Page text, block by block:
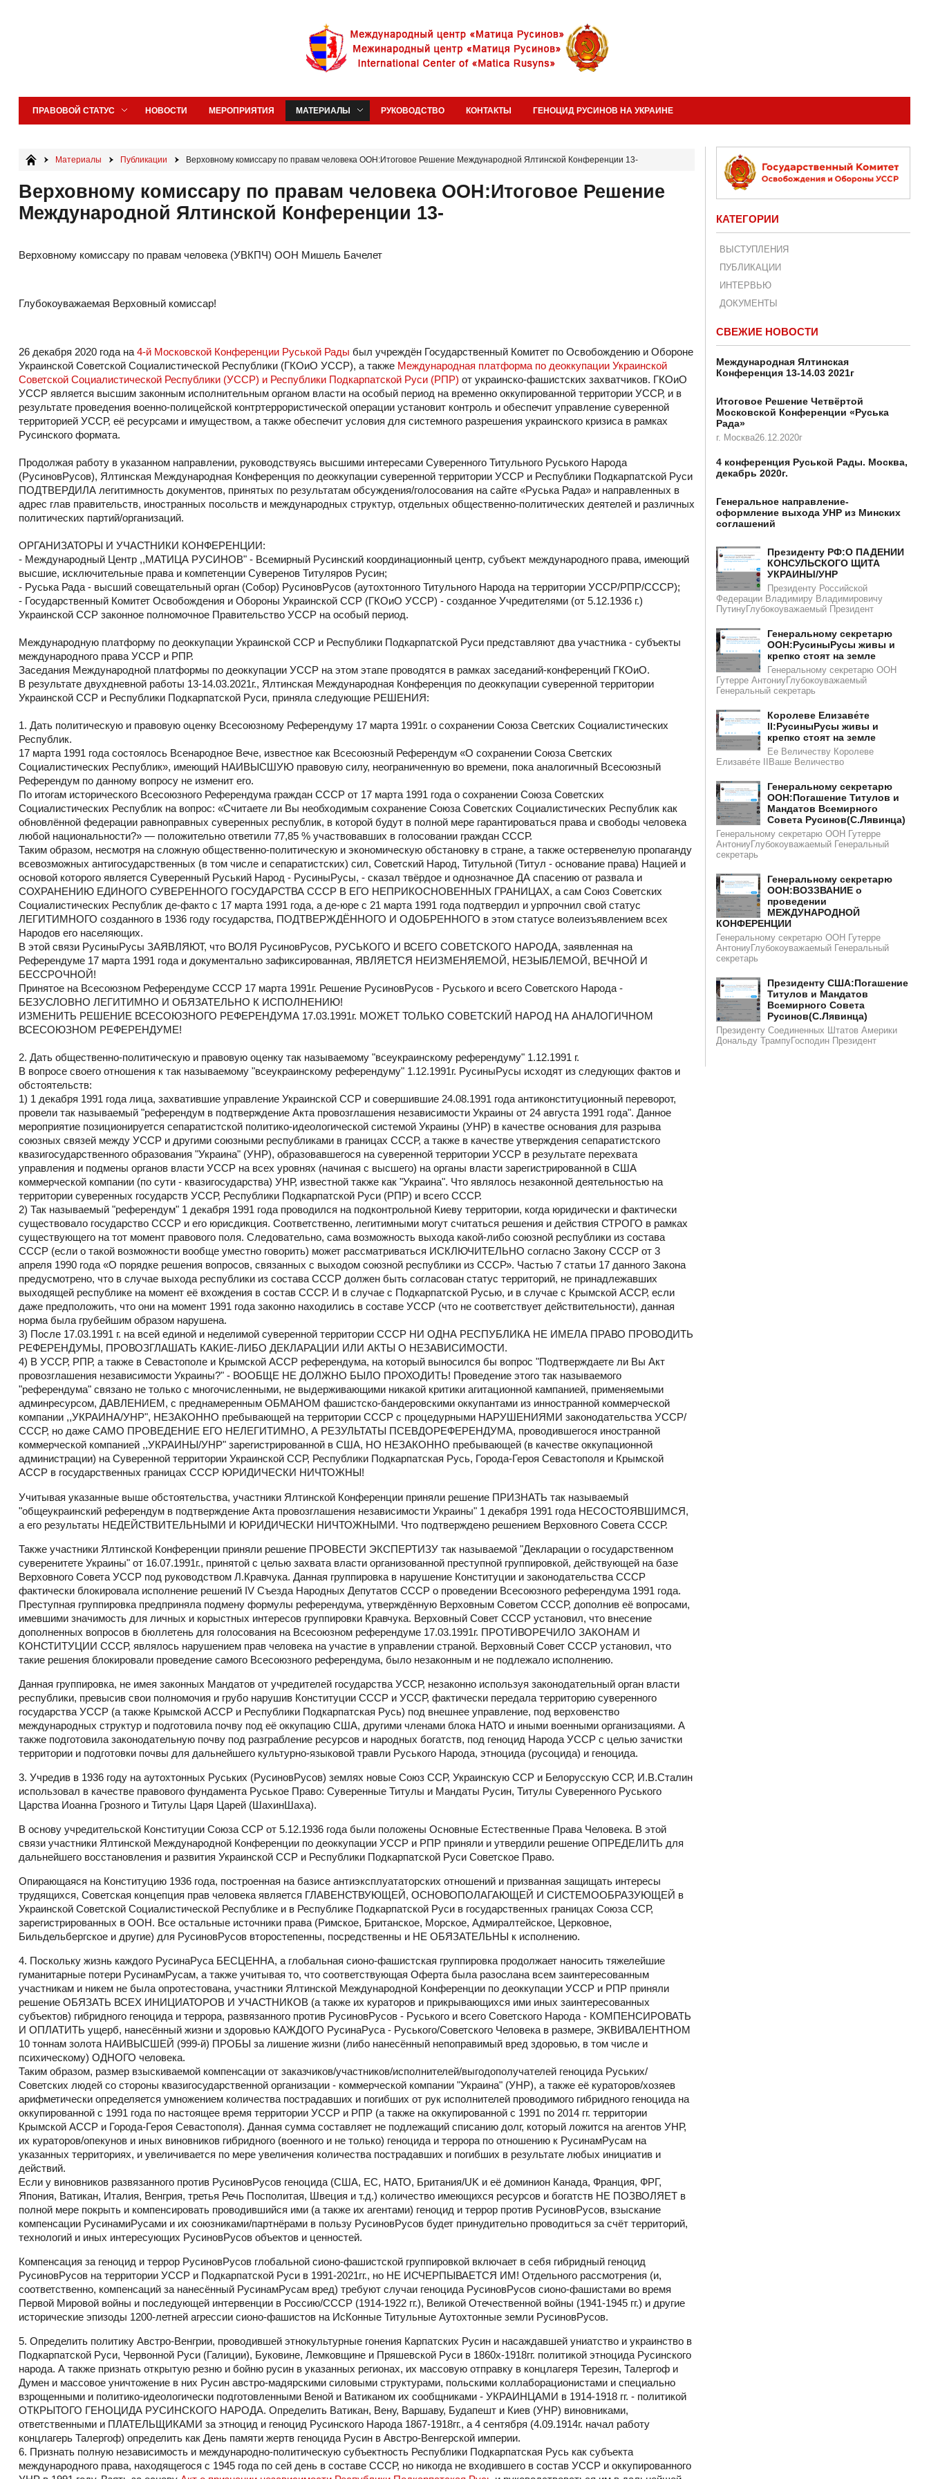
ПРАВОВОЙ СТАТУС НОВОСТИ МЕРОПРИЯТИЯ МАТЕРИАЛЫ РУКОВОДСТВО КОНТАКТЫ ГЕНОЦИД РУСИНОВ НА УКРАИНЕ
Материалы Публикации Верховному комиссару по правам человека ООН:Итоговое Решение Международной Ялтинской Конференции 13-
Верховному комиссару по правам человека ООН:Итоговое Решение
Международной Ялтинской Конференции 13-
Верховному комиссару по правам человека (УВКПЧ) ООН Мишель Бачелет
Глубокоуважаемая Верховный комиссар!
26 декабря 2020 года на4-й Московской Конференции Руськой Рады был учреждён Государственный Комитет по Освобождению и Обороне
Украинской Советской Социалистической Республики (ГКОиО УССР), а также Международная платформа по деоккупации Украинской
Советской Социалистической Республики (УССР) и Республики Подкарпатской Руси (РПР) от украинско-фашистских захватчиков. ГКОиО
УССР является высшим законным исполнительным органом власти на особый период на временно оккупированной территории УССР, и в
результате проведения военно-полицейской контртеррористической операции установит контроль и обеспечит управление суверенной
территорией УССР, её ресурсами и имуществом, а также обеспечит условия для системного разрешения украинского кризиса в рамках
Русинского формата.
Продолжая работу в указанном направлении, руководствуясь высшими интересами Суверенного Титульного Руського Народа
(РусиновРусов), Ялтинская Международная Конференция по деоккупации суверенной территории УССР и Республики Подкарпатской Руси
ПОДТВЕРДИЛА легитимность документов, принятых по результатам обсуждения/голосования на сайте «Руська Рада» и направленных в
адрес глав правительств, иностранных посольств и международных структур, отдельных общественно-политических деятелей и различных
политических партий/организаций.
ОРГАНИЗАТОРЫ И УЧАСТНИКИ КОНФЕРЕНЦИИ:
- Международный Центр ,,МАТИЦА РУСИНОВ" - Всемирный Русинский координационный центр, субъект международного права, имеющий
высшие, исключительные права и компетенции Суверенов Титуляров Русин;
- Руська Рада - высший совещательный орган (Собор) РусиновРусов (аутохтонного Титульного Народа на территории УССР/РПР/СССР);
- Государственный Комитет Освобождения и Обороны Украинской ССР (ГКОиО УССР) - созданное Учредителями (от 5.12.1936 г.)
Украинской ССР законное полномочное Правительство УССР на особый период.
Международную платформу по деоккупации Украинской ССР и Республики Подкарпатской Руси представляют два участника - субъекты
международного права УССР и РПР.
Заседания Международной платформы по деоккупации УССР на этом этапе проводятся в рамках заседаний-конференций ГКОиО.
В результате двухдневной работы 13-14.03.2021г., Ялтинская Международная Конференция по деоккупации суверенной территории
Украинской ССР и Республики Подкарпатской Руси, приняла следующие РЕШЕНИЯ:
1. Дать политическую и правовую оценку Всесоюзному Референдуму 17 марта 1991г. о сохранении Союза Светских Социалистических
Республик.
17 марта 1991 года состоялось Всенародное Вече, известное как Всесоюзный Референдум «О сохранении Союза Светских
Социалистических Республик», имеющий НАИВЫСШУЮ правовую силу, неограниченную во времени, пока аналогичный Всесоюзный
Референдум по данному вопросу не изменит его.
По итогам исторического Всесоюзного Референдума граждан СССР от 17 марта 1991 года о сохранении Союза Советских
Социалистических Республик на вопрос: «Считаете ли Вы необходимым сохранение Союза Советских Социалистических Республик как
обновлённой федерации равноправных суверенных республик, в которой будут в полной мере гарантироваться права и свободы человека
любой национальности?» — положительно ответили 77,85 % участвовавших в голосовании граждан СССР.
Таким образом, несмотря на сложную общественно-политическую и экономическую обстановку в стране, а также остервенелую пропаганду
всевозможных антигосударственных (в том числе и сепаратистских) сил, Советский Народ, Титульной (Титул - основание права) Нацией и
основой которого является Суверенный Руський Народ - РусиныРусы, - сказал твёрдое и однозначное ДА спасению от развала и
СОХРАНЕНИЮ ЕДИНОГО СУВЕРЕННОГО ГОСУДАРСТВА СССР В ЕГО НЕПРИКОСНОВЕННЫХ ГРАНИЦАХ, а сам Союз Советских
Социалистических Республик де-факто с 17 марта 1991 года, а де-юре с 21 марта 1991 года подтвердил и урпрочнил свой статус
ЛЕГИТИМНОГО созданного в 1936 году государства, ПОДТВЕРЖДЁННОГО И ОДОБРЕННОГО в этом статусе волеизъявлением всех
Народов его населяющих.
В этой связи РусиныРусы ЗАЯВЛЯЮТ, что ВОЛЯ РусиновРусов, РУСЬКОГО И ВСЕГО СОВЕТСКОГО НАРОДА, заявленная на
Референдуме 17 марта 1991 года и документально зафиксированная, ЯВЛЯЕТСЯ НЕИЗМЕНЯЕМОЙ, НЕЗЫБЛЕМОЙ, ВЕЧНОЙ И
БЕССРОЧНОЙ!
Принятое на Всесоюзном Референдуме СССР 17 марта 1991г. Решение РусиновРусов - Руського и всего Советского Народа -
БЕЗУСЛОВНО ЛЕГИТИМНО И ОБЯЗАТЕЛЬНО К ИСПОЛНЕНИЮ!
ИЗМЕНИТЬ РЕШЕНИЕ ВСЕСОЮЗНОГО РЕФЕРЕНДУМА 17.03.1991г. МОЖЕТ ТОЛЬКО СОВЕТСКИЙ НАРОД НА АНАЛОГИЧНОМ
ВСЕСОЮЗНОМ РЕФЕРЕНДУМЕ!
2. Дать общественно-политическую и правовую оценку так называемому "всеукраинскому референдуму" 1.12.1991 г.
В вопросе своего отношения к так называемому "всеукраинскому референдуму" 1.12.1991г. РусиныРусы исходят из следующих фактов и
обстоятельств:
1) 1 декабря 1991 года лица, захватившие управление Украинской ССР и совершившие 24.08.1991 года антиконституционный переворот,
провели так называемый "референдум в подтверждение Акта провозглашения независимости Украины от 24 августа 1991 года". Данное
мероприятие позиционируется сепаратистской политико-идеологической системой Украины (УНР) в качестве основания для разрыва
союзных связей между УССР и другими союзными республиками в границах СССР, а также в качестве утверждения сепаратистского
квазигосударственного образования "Украина" (УНР), образовавшегося на суверенной территории УССР в результате перехвата
управления и подмены органов власти УССР на всех уровнях (начиная с высшего) на органы власти зарегистрированной в США
коммерческой компании (по сути - квазигосударства) УНР, известной также как "Украина". Что являлось незаконной деятельностью на
территории суверенных государств УССР, Республики Подкарпатской Руси (РПР) и всего СССР.
2) Так называемый "референдум" 1 декабря 1991 года проводился на подконтрольной Киеву территории, когда юридически и фактически
существовало государство СССР и его юрисдикция. Соответственно, легитимными могут считаться решения и действия СТРОГО в рамках
существующего на тот момент правового поля. Следовательно, сама возможность выхода какой-либо союзной республики из состава
СССР (если о такой возможности вообще уместно говорить) может рассматриваться ИСКЛЮЧИТЕЛЬНО согласно Закону СССР от 3
апреля 1990 года «О порядке решения вопросов, связанных с выходом союзной республики из СССР». Частью 7 статьи 17 данного Закона
предусмотрено, что в случае выхода республики из состава СССР должен быть согласован статус территорий, не принадлежавших
выходящей республике на момент её вхождения в состав СССР. И в случае с Подкарпатской Русью, и в случае с Крымской АССР, если
даже предположить, что они на момент 1991 года законно находились в составе УССР (что не соответствует действительности), данная
норма была грубейшим образом нарушена.
3) После 17.03.1991 г. на всей единой и неделимой суверенной территории СССР НИ ОДНА РЕСПУБЛИКА НЕ ИМЕЛА ПРАВО ПРОВОДИТЬ
РЕФЕРЕНДУМЫ, ПРОВОЗГЛАШАТЬ КАКИЕ-ЛИБО ДЕКЛАРАЦИИ ИЛИ АКТЫ О НЕЗАВИСИМОСТИ.
4) В УССР, РПР, а также в Севастополе и Крымской АССР референдума, на который выносился бы вопрос "Подтверждаете ли Вы Акт
провозглашения независимости Украины?" - ВООБЩЕ НЕ ДОЛЖНО БЫЛО ПРОХОДИТЬ! Проведение этого так называемого
"референдума" связано не только с многочисленными, не выдерживающими никакой критики агитационной кампанией, применяемыми
админресурсом, ДАВЛЕНИЕМ, с преднамеренным ОБМАНОМ фашистско-бандеровскими оккупантами из инностранной коммерческой
компании ,,УКРАИНА/УНР", НЕЗАКОННО пребывающей на территории СССР с процедурными НАРУШЕНИЯМИ законодательства УССР/
СССР, но даже САМО ПРОВЕДЕНИЕ ЕГО НЕЛЕГИТИМНО, А РЕЗУЛЬТАТЫ ПСЕВДОРЕФЕРЕНДУМА, проводившегося иностранной
коммерческой компанией ,,УКРАИНЫ/УНР" зарегистрированной в США, НО НЕЗАКОННО пребывающей (в качестве оккупационной
администрации) на Суверенной территории Украинской ССР, Республики Подкарпатская Русь, Города-Героя Севастополя и Крымской
АССР в государственных границах СССР ЮРИДИЧЕСКИ НИЧТОЖНЫ!
Учитывая указанные выше обстоятельства, участники Ялтинской Конференции приняли решение ПРИЗНАТЬ так называемый
"общеукраинский референдум в подтверждение Акта провозглашения независимости Украины" 1 декабря 1991 года НЕСОСТОЯВШИМСЯ,
а его результаты НЕДЕЙСТВИТЕЛЬНЫМИ И ЮРИДИЧЕСКИ НИЧТОЖНЫМИ. Что подтверждено решением Верховного Совета СССР.
Также участники Ялтинской Конференции приняли решение ПРОВЕСТИ ЭКСПЕРТИЗУ так называемой "Декларации о государственном
суверенитете Украины" от 16.07.1991г., принятой с целью захвата власти организованной преступной группировкой, действующей на базе
Верховного Совета УССР под руководством Л.Кравчука. Данная группировка в нарушение Конституции и законодательства СССР
фактически блокировала исполнение решений IV Съезда Народных Депутатов СССР о проведении Всесоюзного референдума 1991 года.
Преступная группировка предприняла подмену формулы референдума, утверждённую Верховным Советом СССР, дополнив её вопросами,
имевшими значимость для личных и корыстных интересов группировки Кравчука. Верховный Совет СССР установил, что внесение
дополненных вопросов в бюллетень для голосования на Всесоюзном референдуме 17.03.1991г. ПРОТИВОРЕЧИЛО ЗАКОНАМ И
КОНСТИТУЦИИ СССР, являлось нарушением прав человека на участие в управлении страной. Верховный Совет СССР установил, что
такие решения блокировали проведение самого Всесоюзного референдума, было незаконным и не подлежало исполнению.
Данная группировка, не имея законных Мандатов от учредителей государства УССР, незаконно используя законодательный орган власти
республики, превысив свои полномочия и грубо нарушив Конституции СССР и УССР, фактически передала территорию суверенного
государства УССР (а также Крымской АССР и Республики Подкарпатская Русь) под внешнее управление, под верховенство
международных структур и подготовила почву под её оккупацию США, другими членами блока НАТО и иными военными организациями. А
также подготовила законодательную почву под разграбление ресурсов и народных богатств, под геноцид Народа УССР с целью зачистки
территории и подготовки почвы для дальнейшего культурно-языковой травли Руського Народа, этноцида (русоцида) и геноцида.
3. Учредив в 1936 году на аутохтонных Руських (РусиновРусов) землях новые Союз ССР, Украинскую ССР и Белорусскую ССР, И.В.Сталин
использовал в качестве правового фундамента Руськое Право: Суверенные Титулы и Мандаты Русин, Титулы Суверенного Руського
Царства Иоанна Грозного и Титулы Царя Царей (ШахинШаха).
В основу учредительской Конституции Союза ССР от 5.12.1936 года были положены Основные Естественные Права Человека. В этой
связи участники Ялтинской Международной Конференции по деоккупации УССР и РПР приняли и утвердили решение ОПРЕДЕЛИТЬ для
дальнейшего восстановления и развития Украинской ССР и Республики Подкарпатской Руси Советское Право.
Опирающаяся на Конституцию 1936 года, построенная на базисе антиэксплуататорских отношений и призванная защищать интересы
трудящихся, Советская концепция прав человека является ГЛАВЕНСТВУЮЩЕЙ, ОСНОВОПОЛАГАЮЩЕЙ И СИСТЕМООБРАЗУЮЩЕЙ в
Украинской Советской Социалистической Республике и в Республике Подкарпатской Руси в государственных границах Союза ССР,
зарегистрированных в ООН. Все остальные источники права (Римское, Британское, Морское, Адмиралтейское, Церковное,
Бильдельбергское и другие) для РусиновРусов второстепенны, посредственны и НЕ ОБЯЗАТЕЛЬНЫ к исполнению.
4. Поскольку жизнь каждого РусинаРуса БЕСЦЕННА, а глобальная сионо-фашистская группировка продолжает наносить тяжелейшие
гуманитарные потери РусинамРусам, а также учитывая то, что соответствующая Оферта была разослана всем заинтересованным
участникам и никем не была опротестована, участники Ялтинской Международной Конференции по деоккупации УССР и РПР приняли
решение ОБЯЗАТЬ ВСЕХ ИНИЦИАТОРОВ И УЧАСТНИКОВ (а также их кураторов и прикрывающихся ими иных заинтересованных
субъектов) гибридного геноцида и террора, развязанного против РусиновРусов - Руського и всего Советского Народа - КОМПЕНСИРОВАТЬ
И ОПЛАТИТЬ ущерб, нанесённый жизни и здоровью КАЖДОГО РусинаРуса - Руського/Советского Человека в размере, ЭКВИВАЛЕНТНОМ
10 тоннам золота НАИВЫСШЕЙ (999-й) ПРОБЫ за лишение жизни (либо нанесённый непоправимый вред здоровью, в том числе и
психическому) ОДНОГО человека.
Таким образом, размер взыскиваемой компенсации от заказчиков/участников/исполнителей/выгодополучателей геноцида Руських/
Советских людей со стороны квазигосударственной организации - коммерческой компании "Украина" (УНР), а также её кураторов/хозяев
арифметически определяется умножением количества пострадавших и погибших от рук исполнителей проводимого гибридного геноцида на
оккупированной с 1991 года по настоящее время территории УССР и РПР (а также на оккупированной с 1991 по 2014 гг. территории
Крымской АССР и Города-Героя Севастополя). Данная сумма составляет не подлежащий списанию долг, который ложится на агентов УНР,
их кураторов/опекунов и иных виновников гибридного (военного и не только) геноцида и террора по отношению к РусинамРусам на
указанных территориях, и увеличивается по мере увеличения количества пострадавших и погибших в результате любых инициатив и
действий.
Если у виновников развязанного против РусиновРусов геноцида (США, ЕС, НАТО, Британия/UK и её доминион Канада, Франция, ФРГ,
Япония, Ватикан, Италия, Венгрия, третья Речь Посполитая, Швеция и т.д.) количество имеющихся ресурсов и богатств НЕ ПОЗВОЛЯЕТ в
полной мере покрыть и компенсировать проводившийся ими (а также их агентами) геноцид и террор против РусиновРусов, взыскание
компенсации РусинамиРусами и их союзниками/партнёрами в пользу РусиновРусов будет принудительно проводиться за счёт территорий,
технологий и иных интересующих РусиновРусов объектов и ценностей.
Компенсация за геноцид и террор РусиновРусов глобальной сионо-фашистской группировкой включает в себя гибридный геноцид
РусиновРусов на территории УССР и Подкарпатской Руси в 1991-2021гг., но НЕ ИСЧЕРПЫВАЕТСЯ ИМ! Отдельного рассмотрения (и,
соответственно, компенсаций за нанесённый РусинамРусам вред) требуют случаи геноцида РусиновРусов сионо-фашистами во время
Первой Мировой войны и последующей интервенции в Россию/СССР (1914-1922 гг.), Великой Отечественной войны (1941-1945 гг.) и другие
исторические эпизоды 1200-летней агрессии сионо-фашистов на ИсКонные Титульные Аутохтонные земли РусиновРусов.
5. Определить политику Австро-Венгрии, проводившей этнокультурные гонения Карпатских Русин и насаждавшей униатство и украинство в
Подкарпатской Руси, Червонной Руси (Галиции), Буковине, Лемковщине и Пряшевской Руси в 1860х-1918гг. политикой этноцида Русинского
народа. А также признать открытую резню и бойню русин в указанных регионах, их массовую отправку в концлагеря Терезин, Талергоф и
Думен и массовое уничтожение в них Русин австро-мадярскими силовыми структурами, польскими коллаборационистами и специально
взрощенными и политико-идеологически подготовленными Веной и Ватиканом их сообщниками - УКРАИНЦАМИ в 1914-1918 гг. - политикой
ОТКРЫТОГО ГЕНОЦИДА РУСИНСКОГО НАРОДА. Определить Ватикан, Вену, Варшаву, Будапешт и Киев (УНР) виновниками,
ответственными и ПЛАТЕЛЬЩИКАМИ за этноцид и геноцид Русинского Народа 1867-1918гг., а 4 сентября (4.09.1914г. начал работу
концлагерь Талергоф) определить как День памяти жертв геноцида Русин в Австро-Венгерской империи.
6. Признать полную независимость и международно-политическую субъектность Республики Подкарпатская Русь как субъекта
международного права, находящегося с 1945 года по сей день в составе СССР, но никогда не входившего в состав УССР и оккупированного
КАТЕГОРИИ
ВЫСТУПЛЕНИЯ
ПУБЛИКАЦИИ
ИНТЕРВЬЮ
ДОКУМЕНТЫ
СВЕЖИЕ НОВОСТИ
Международная Ялтинская
Конференция 13-14.03 2021г
Итоговое Решение Четвёртой
Московской Конференции «Руська
Рада»
г. Москва26.12.2020г
4 конференция Руськой Рады. Москва,
декабрь 2020г.
Генеральное направление-
оформление выхода УНР из Минских
соглашений
Президенту РФ:О ПАДЕНИИ
КОНСУЛЬСКОГО ЩИТА
УКРАИНЫ/УНР​​
Президенту Российской
Федерации Владимиру Владимировичу
ПутинуГлубокоуважаемый Президент
Генеральному секретарю
ООН:РусиныРусы живы и
крепко стоят на земле
Генеральному секретарю ООН
Гутерре АнтониуГлубокоуважаемый
Генеральный секретарь
Королеве Елизаве́те
II:РусиныРусы живы и
крепко стоят на земле
Ее Величеству Королеве
Елизаве́те IIВаше Величество
Генеральному секретарю
ООН:Погашение Титулов и
Мандатов Всемирного
Совета Русинов(С.Лявинца)​​
Генеральному секретарю ООН Гутерре
АнтониуГлубокоуважаемый Генеральный
секретарь
Генеральному секретарю
ООН:ВОЗЗВАНИЕ о
проведении
МЕЖДУНАРОДНОЙ
КОНФЕРЕНЦИИ
Генеральному секретарю ООН Гутерре
АнтониуГлубокоуважаемый Генеральный
секретарь
​​Президенту США:Погашение
Титулов и Мандатов
Всемирного Совета
Русинов(С.Лявинца)​
Президенту Соединенных Штатов Америки
Дональду ТрампуГосподин Пpeзидeнт